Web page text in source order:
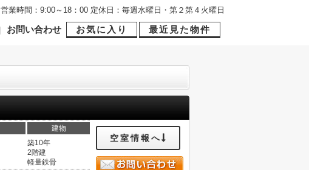
営業時間：9:00～18：00 定休日：毎週水曜日・第２第４火曜日
お問い合わせ お気に入り 最近見た物件
建物
築10年
2階建
軽量鉄骨
空室情報へ